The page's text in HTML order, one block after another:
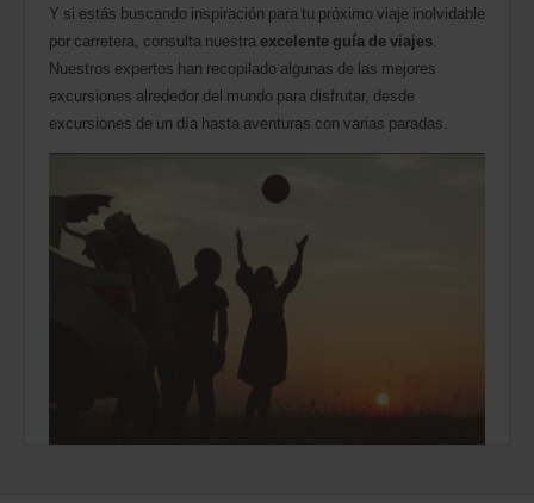
Y si estás buscando inspiración para tu próximo viaje inolvidable
por carretera, consulta nuestra excelente guía de viajes.
Nuestros expertos han recopilado algunas de las mejores
excursiones alrededor del mundo para disfrutar, desde
excursiones de un día hasta aventuras con varias paradas.